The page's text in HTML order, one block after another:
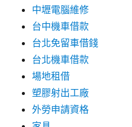
中壢電腦維修
台中機車借款
台北免留車借錢
台北機車借款
場地租借
塑膠射出工廠
外勞申請資格